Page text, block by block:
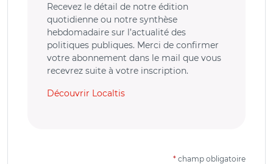
Recevez le détail de notre édition
quotidienne ou notre synthèse
hebdomadaire sur l’actualité des
politiques publiques. Merci de confirmer
votre abonnement dans le mail que vous
recevrez suite à votre inscription.
Découvrir Localtis
* champ obligatoire